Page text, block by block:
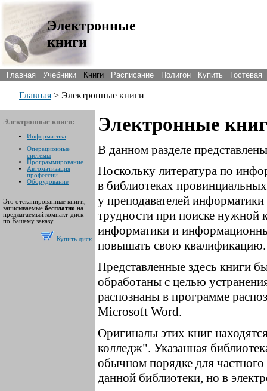
Электронные
книги
Главная Учебники Книги Расписание Полигон Купить Гостевая
Главная > Электронные книги
Электронные книги:
Информатика
Операционные
системы
Программирование
Автоматизация
профессии
Оборудование
Это отсканированные книги,
записываемые бесплатно на
предлагаемый компакт-диск
по Вашему заказу.
Купить диск
Электронные
В данном разделе
Поскольку литература по
в библиотеках
у преподавателей
трудности при поиске нужной
информатики и
повышать свою
Представленные здесь книги
обработаны с целью
распознаны в программе
Microsoft Word.
Оригиналы этих книг
колледж". Указанная
обычном порядке для
данной библиотеки, но в